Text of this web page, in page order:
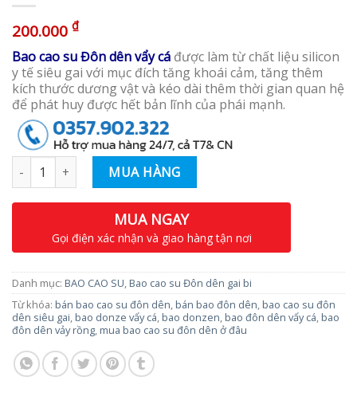
200.000 ₫
Bao cao su Đôn dên vẩy cá được làm từ chất liệu silicon
y tế siêu gai với mục đích tăng khoái cảm, tăng thêm
kích thước dương vật và kéo dài thêm thời gian quan hệ
để phát huy được hết bản lĩnh của phái mạnh.
Số lượng
MUA HÀNG
MUA NGAY
Gọi điện xác nhận và giao hàng tận nơi
Danh mục: BAO CAO SU, Bao cao su Đôn dên gai bi
Từ khóa: bán bao cao su đôn dên, bán bao đôn dên, bao cao su đôn
dên siêu gai, bao donze vẩy cá, bao donzen, bao đôn dên vẩy cá, bao
đôn dên vảy rồng, mua bao cao su đôn dên ở đâu